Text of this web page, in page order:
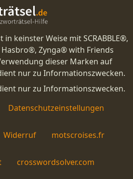
keinster Weise mit SCRABBLE®,
Zynga® with Friends
dieser Marken auf
nur zu Informationszwecken.
nur zu Informationszwecken.
Datenschutzeinstellungen
Widerruf motscroises.fr
crosswordsolver.com